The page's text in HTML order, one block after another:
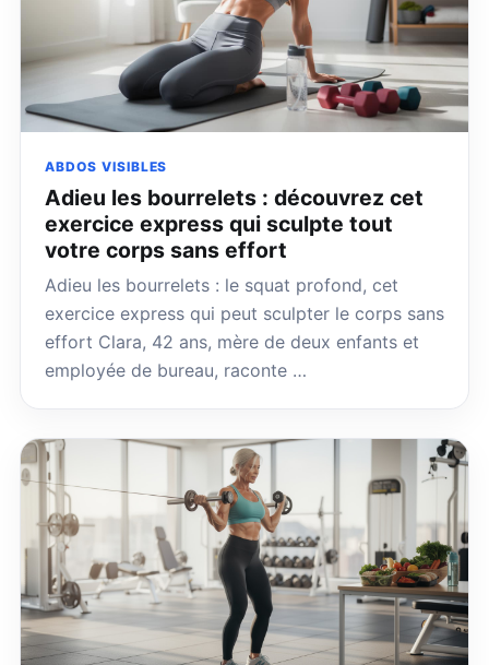
ABDOS VISIBLES
Adieu les bourrelets : découvrez cet
exercice express qui sculpte tout
votre corps sans effort
Adieu les bourrelets : le squat profond, cet
exercice express qui peut sculpter le corps sans
effort Clara, 42 ans, mère de deux enfants et
employée de bureau, raconte …